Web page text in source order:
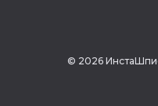
© 2026